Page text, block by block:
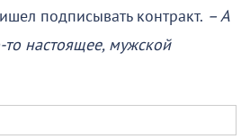
подписывать контракт. – А
то настоящее, мужской